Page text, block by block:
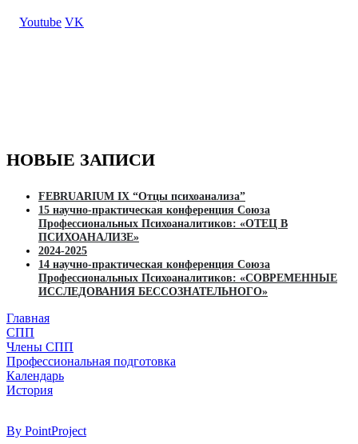
Youtube VK
НОВЫЕ ЗАПИСИ
FEBRUARIUM IX “Отцы психоанализа”
15 научно-практическая конференция Союза
Профессиональных Психоаналитиков: «ОТЕЦ В
ПСИХОАНАЛИЗЕ»
2024-2025
14 научно-практическая конференция Союза
Профессиональных Психоаналитиков: «СОВРЕМЕННЫЕ
ИССЛЕДОВАНИЯ БЕССОЗНАТЕЛЬНОГО»
Главная
СПП
Члены СПП
Профессиональная подготовка
Календарь
История
By PointProject